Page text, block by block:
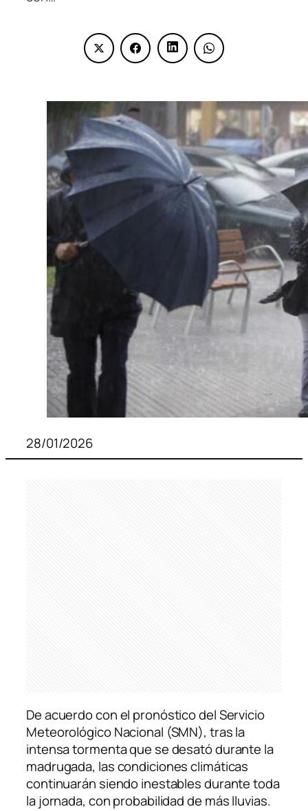
28/01/2026
De acuerdo con el pronóstico del Servicio
Meteorológico Nacional (SMN), tras la
intensa tormenta que se desató durante la
madrugada, las condiciones climáticas
continuarán siendo inestables durante toda
la jornada, con probabilidad de más lluvias.